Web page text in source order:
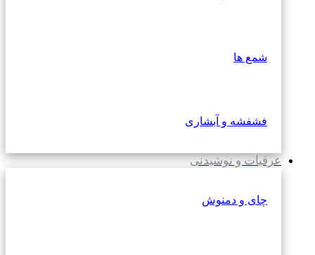
شمع ها
فشفشه و آبشاری
عرقیات و نوشیدنی
چای و دمنوش